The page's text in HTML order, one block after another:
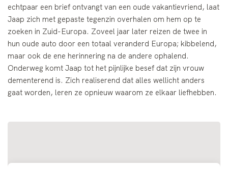
echtpaar een brief ontvangt van een oude vakantievriend, laat
Jaap zich met gepaste tegenzin overhalen om hem op te
zoeken in Zuid-Europa. Zoveel jaar later reizen de twee in
hun oude auto door een totaal veranderd Europa; kibbelend,
maar ook de ene herinnering na de andere ophalend.
Onderweg komt Jaap tot het pijnlijke besef dat zijn vrouw
dementerend is. Zich realiserend dat alles wellicht anders
gaat worden, leren ze opnieuw waarom ze elkaar liefhebben.